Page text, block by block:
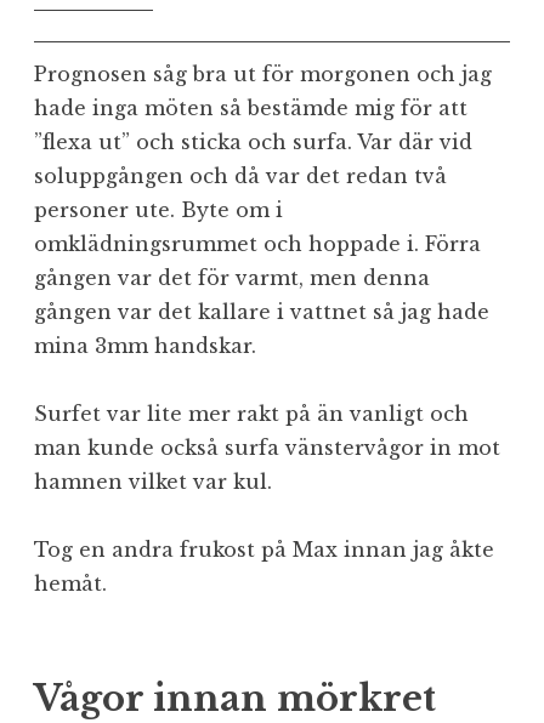
Prognosen såg bra ut för morgonen och jag
hade inga möten så bestämde mig för att
”flexa ut” och sticka och surfa. Var där vid
soluppgången och då var det redan två
personer ute. Byte om i
omklädningsrummet och hoppade i. Förra
gången var det för varmt, men denna
gången var det kallare i vattnet så jag hade
mina 3mm handskar.
Surfet var lite mer rakt på än vanligt och
man kunde också surfa vänstervågor in mot
hamnen vilket var kul.
Tog en andra frukost på Max innan jag åkte
hemåt.
Vågor innan mörkret